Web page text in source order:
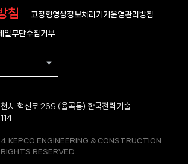
인스
블로그
페이스북
침 고정형영상정보처리기기운영관리방침
일무단수집거부
시 혁신로 269 (율곡동) 한국전력기술
KEPCO ENGINEERING & CONSTRUCTION
RESERVED.